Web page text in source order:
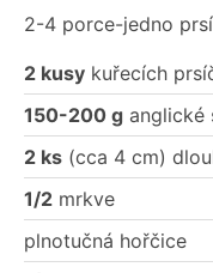
2-4 porce-jedno
2 kusy kuřecích
150-200 g anglické
2 ks (cca 4 cm)
1/2 mrkve
plnotučná hořčice